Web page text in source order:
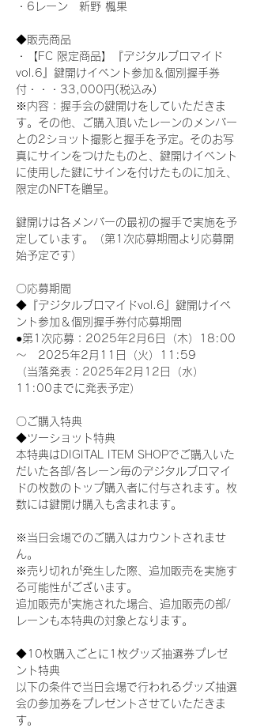
・6レーン　新野 楓果
◆販売商品
・【FC 限定商品】『デジタルブロマイド
vol.6』鍵開けイベント参加＆個別握手券
付・・・33,000円(税込み)
※内容：握手会の鍵開けをしていただきま
す。その他、ご購入頂いたレーンのメンバー
との2ショット撮影と握手を予定。そのお写
真にサインをつけたものと、鍵開けイベント
に使用した鍵にサインを付けたものに加え、
限定のNFTを贈呈。
鍵開けは各メンバーの最初の握手で実施を予
定しています。（第1次応募期間より応募開
始予定です）
〇応募期間
◆『デジタルブロマイドvol.6』鍵開けイベ
ント参加＆個別握手券付応募期間
●第1次応募：2025年2月6日（木）18:00
～　2025年2月11日（火）11:59
（当落発表：2025年2月12日（水）
11:00までに発表予定）
〇ご購入特典
◆ツーショット特典
本特典はDIGITAL ITEM SHOPでご購入いた
だいた各部/各レーン毎のデジタルブロマイ
ドの枚数のトップ購入者に付与されます。枚
数には鍵開け購入も含まれます。
※当日会場でのご購入はカウントされませ
ん。
※売り切れが発生した際、追加販売を実施す
る可能性がございます。
追加販売が実施された場合、追加販売の部/
レーンも本特典の対象となります。
◆10枚購入ごとに1枚グッズ抽選券プレゼ
ント特典
以下の条件で当日会場で行われるグッズ抽選
会の参加券をプレゼントさせていただきま
す。